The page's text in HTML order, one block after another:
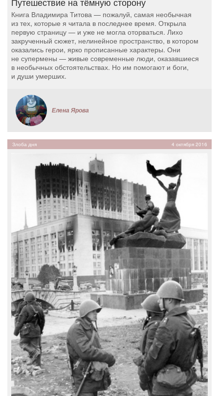
Книга Владимира Титова — пожалуй, самая необычная
из тех, которые я читала в последнее время. Открыла
первую страницу — и уже не могла оторваться. Лихо
закрученный сюжет, нелинейное пространство, в котором
оказались герои, ярко прописанные характеры. Они
не супермены — живые современные люди, оказавшиеся
в необычных обстоятельствах. Но им помогают и боги,
и души умерших.
Елена Ярова
Злоба дня 4 октября 2016